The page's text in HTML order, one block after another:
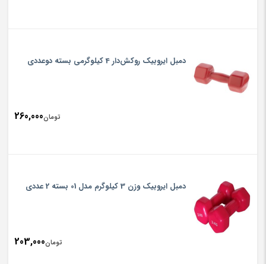
دمبل ایروبیک روکش‌دار 4 کیلوگرمی بسته دوعددی
تومان260,000
دمبل ایروبیک وزن 3 کیلوگرم مدل 01 بسته 2 عددی
تومان203,000